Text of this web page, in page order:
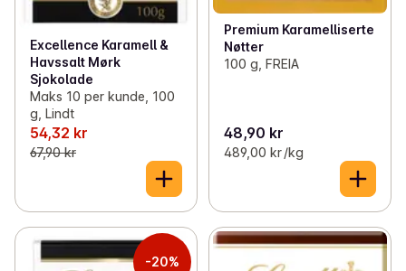
Excellence Karamell &
Havssalt Mørk
Sjokolade
Maks 10 per kunde, 100
g, Lindt
54,32 kr
67,90 kr
Premium Karamelliserte
Nøtter
100 g, FREIA
48,90 kr
489,00 kr /kg
-20%